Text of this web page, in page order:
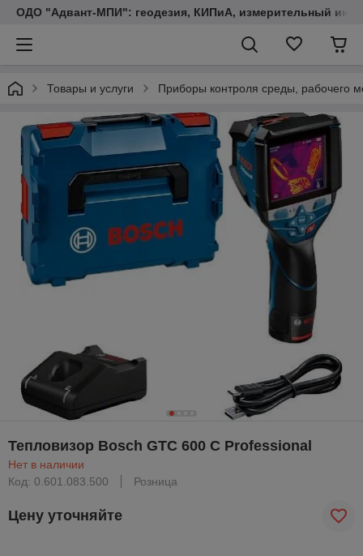
ОДО "Адвант-МПИ": геодезия, КИПиА, измерительный
Товары и услуги Приборы контроля среды, рабочего
Тепловизор Bosch GTC 600 C Professional
Нет в наличии
Код: 0.601.083.500
Розница
Цену уточняйте